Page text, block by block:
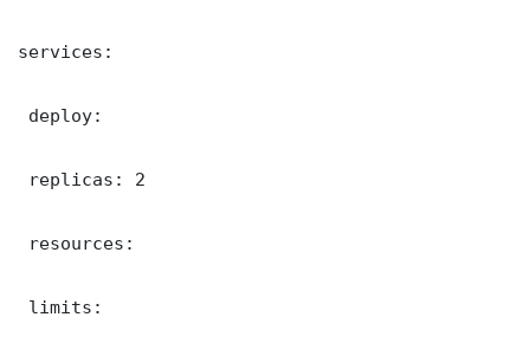
services:
deploy:
replicas: 2
resources:
limits: